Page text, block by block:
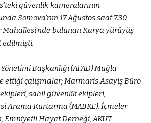
güvenlik kameralarının
Somova’nın 17 Ağustos saat 7.30
Mahallesi’nde bulunan Karya yürüyüş
edilmişti.
Başkanlığı (AFAD) Muğla
ettiği çalışmalar; Marmaris Asayiş Büro
sahil güvenlik ekipleri,
Arama Kurtarma (MABKE), İçmeler
Emniyetli Hayat Derneği, AKUT